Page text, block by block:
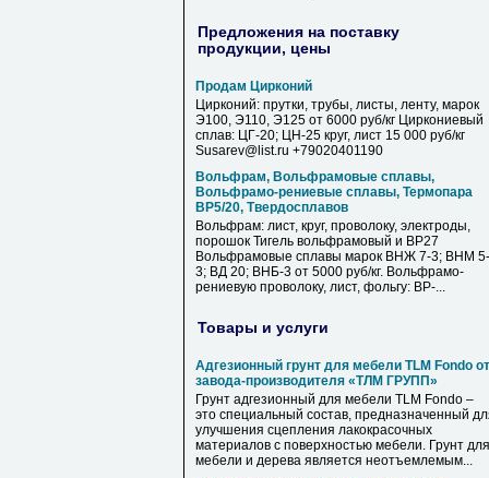
Предложения на поставку
продукции, цены
Продам Цирконий
Цирконий: прутки, трубы, листы, ленту, марок
Э100, Э110, Э125 от 6000 руб/кг Циркониевый
сплав: ЦГ-20; ЦН-25 круг, лист 15 000 руб/кг
Susarev@list.ru +79020401190
Вольфрам, Вольфрамовые сплавы,
Вольфрамо-рениевые сплавы, Термопара
ВР5/20, Твердосплавов
Вольфрам: лист, круг, проволоку, электроды,
порошок Тигель вольфрамовый и ВР27
Вольфрамовые сплавы марок ВНЖ 7-3; ВНМ 5-
3; ВД 20; ВНБ-3 от 5000 руб/кг. Вольфрамо-
рениевую проволоку, лист, фольгу: ВР-...
Товары и услуги
Адгезионный грунт для мебели TLM Fondo от
завода-производителя «ТЛМ ГРУПП»
Грунт адгезионный для мебели TLM Fondo –
это специальный состав, предназначенный
улучшения сцепления лакокрасочных
материалов с поверхностью мебели. Грунт для
мебели и дерева является неотъемлемым...